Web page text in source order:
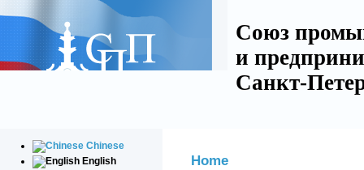
Союз
и
Санкт-
Chinese
English
Home